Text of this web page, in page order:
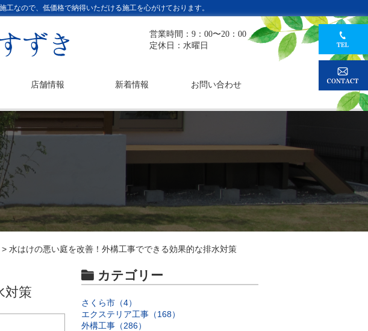
なので、低価格で納得いただける施工を心がけております。
営業時間：9：00〜20：00
定休日：水曜日
店舗情報 新着情報 お問い合わせ
> 水はけの悪い庭を改善！外構工事でできる効果的な排水対策
対策
カテゴリー
さくら市（4）
エクステリア工事（168）
外構工事（286）